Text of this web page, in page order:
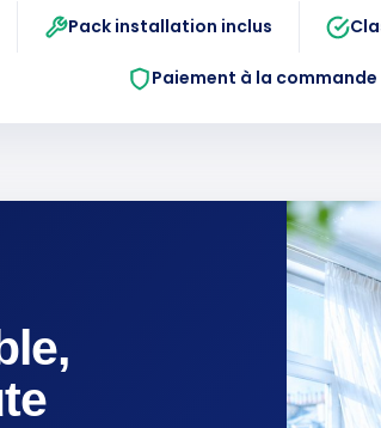
Pack installation inclus
Paiement à la commande